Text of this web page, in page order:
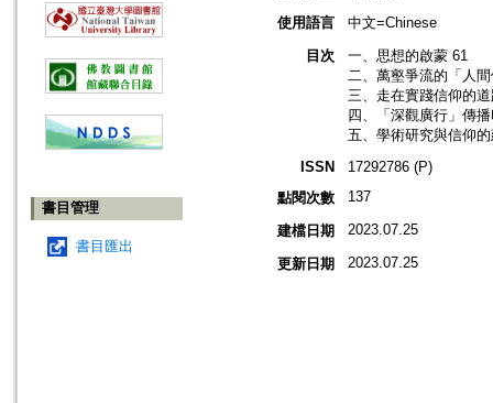
書目管理
書目匯出
使用語言
中文=Chinese
目次
一、思想的啟蒙 61
二、萬壑爭流的「人
三、走在實踐信仰的
四、「深觀廣行」傳
五、學術研究與信仰
ISSN
17292786 (P)
點閱次數
137
建檔日期 2023.07.25
更新日期 2023.07.25